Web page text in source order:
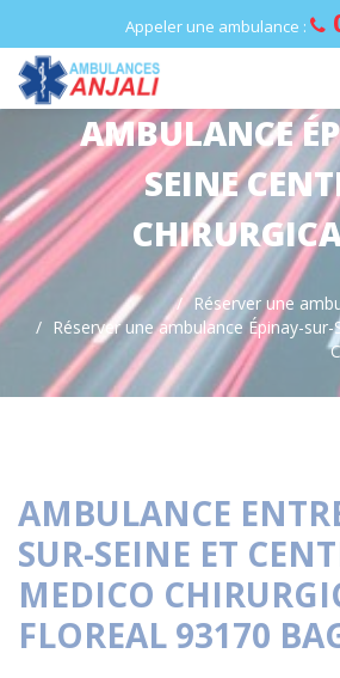
Appeler une ambulance :
AMBULANCE
SEINE
Réserver une
Réserver une ambulance Épinay-sur-
AMBULANCE
SUR-SEINE ET
MEDICO
FLOREAL 93170